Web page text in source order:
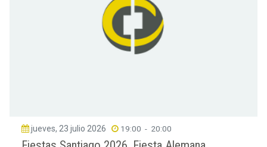
jueves, 23 julio 2026 19:00 - 20:00